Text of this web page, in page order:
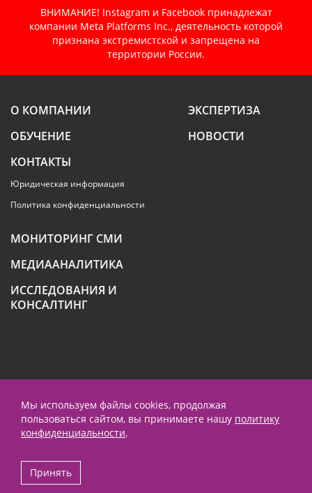
ВНИМАНИЕ! Instagram и Facebook принадлежат
компании Meta Platforms Inc., деятельность которой
признана экстремистской и запрещена на
территории России.
О КОМПАНИИ
ЭКСПЕРТИЗА
ОБУЧЕНИЕ
НОВОСТИ
КОНТАКТЫ
Юридическая информация
Политика конфиденциальности
МОНИТОРИНГ СМИ
МЕДИААНАЛИТИКА
ИССЛЕДОВАНИЯ И
КОНСАЛТИНГ
© 1995-2026 ООО «ПиАрНьюс Партнерс»
+7 (495) 789-4259
contact@prnews.ru
Мы используем файлы cookies, продолжая
пользоваться сайтом, вы принимаете нашу политику
конфиденциальности.
Принять